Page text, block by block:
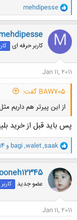
و
ا
ک
ن
ش
ه
ا
mehdipesse
M کاربر حرفه ای
Jan 11, 2011
BAW705 گفت:
از این پیرتر هم داریم
پس باید قبل از خرید
و
ا
ک
ن
ش
ه
ا
saak
,
walet
,
bagi و 14 کاربر دیگر
عضو جدید
Jan 11, 2011